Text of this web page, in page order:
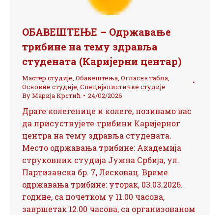
ОБАВЕШТЕЊЕ – Одржавање
трибине на тему здравља
студената (Каријерни центар)
Мастер студије, Обавештења, Огласна табла,
Основне студије, Специјалистичке студије
ByМарија Крстић 24/02/2026
Драге колегенице и колеге, позивамо вас
да присуствујете трибини Каријерног
центра на тему здравља студената.
Место одржавања трибине: Академија
струковних студија Јужна Србија, ул.
Партизанска бр. 7, Лесковац. Време
одржавања трибине: уторак, 03.03.2026.
године, са почетком у 11.00 часова,
завршетак 12.00 часова, са организованом